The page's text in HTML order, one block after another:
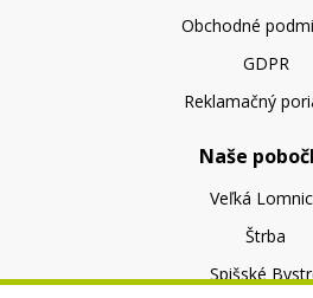
Obchodné
GDPR
Reklamačný
Naše
Veľká
Štrba
Spišské